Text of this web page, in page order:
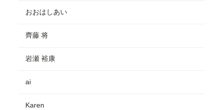
おおはしあい
齊藤 将
岩瀬 裕康
ai
Karen